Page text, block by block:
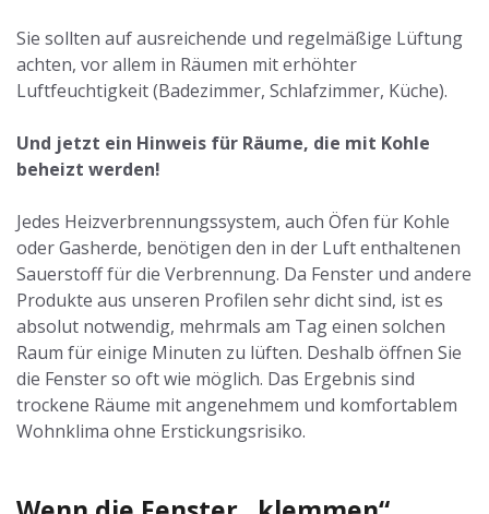
Sie sollten auf ausreichende und regelmäßige Lüftung
achten, vor allem in Räumen mit erhöhter
Luftfeuchtigkeit (Badezimmer, Schlafzimmer, Küche).
Und jetzt ein Hinweis für Räume, die mit Kohle
beheizt werden!
Jedes Heizverbrennungssystem, auch Öfen für Kohle
oder Gasherde, benötigen den in der Luft enthaltenen
Sauerstoff für die Verbrennung. Da Fenster und andere
Produkte aus unseren Profilen sehr dicht sind, ist es
absolut notwendig, mehrmals am Tag einen solchen
Raum für einige Minuten zu lüften. Deshalb öffnen Sie
die Fenster so oft wie möglich. Das Ergebnis sind
trockene Räume mit angenehmem und komfortablem
Wohnklima ohne Erstickungsrisiko.